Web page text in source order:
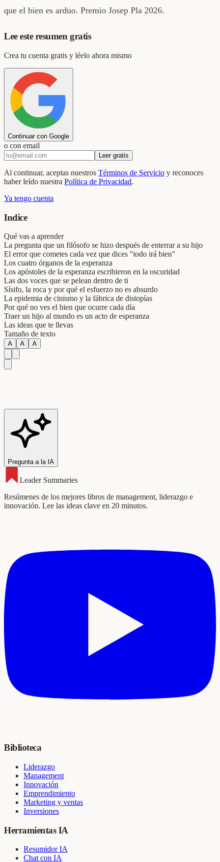
que el bien es arduo. Premio Josep Pla 2026.
Lee este resumen gratis
Crea tu cuenta gratis y léelo ahora mismo
Continuar con Google
o con email
Leer gratis
Al continuar, aceptas nuestros Términos de Servicio y reconoces
haber leído nuestra Política de Privacidad.
Ya tengo cuenta
Indice
Qué vas a aprender
La pregunta que un filósofo se hizo después de enterrar a su hijo
El error que cometes cada vez que dices "todo irá bien"
Los cuatro órganos de la esperanza
Los apóstoles de la esperanza escribieron en la oscuridad
Las dos voces que se pelean dentro de ti
Sísifo, la roca y por qué el esfuerzo no es absurdo
La epidemia de cinismo y la fábrica de distopías
Por qué no ves el bien que ocurre cada día
Traer un hijo al mundo es un acto de esperanza
Las ideas que te llevas
Tamaño de texto
A A A
Pregunta a la IA
Leader Summaries
Resúmenes de los mejores libros de management, liderazgo e
innovación. Lee las ideas clave en 20 minutos.
Biblioteca
Liderazgo
Management
Innovación
Emprendimiento
Marketing y ventas
Inversiones
Herramientas IA
Resumidor IA
Chat con IA